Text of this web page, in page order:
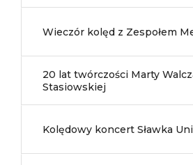
Wieczór kolęd z Zespołem
20 lat twórczości Marty
Stasiowskiej
Kolędowy koncert Sławka